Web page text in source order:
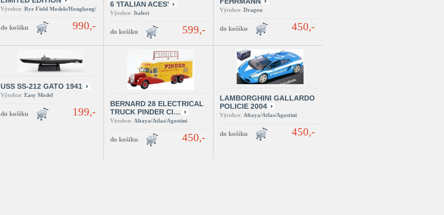
Výrobce: Rye Field Models/Hongkong/
990,-
6 'ITALIAN ACES'
Výrobce: Italeri
599,-
Výrobce: Dragon
450,-
USS SS-212 GATO 1941
Výrobce: Easy Model
199,-
BERNARD 28 ELECTRICAL
TRUCK PINDER CI…
Výrobce: Altaya/Atlas/Agostini
450,-
LAMBORGHINI GALLARDO
POLICIE 2004
Výrobce: Altaya/Atlas/Agostini
450,-